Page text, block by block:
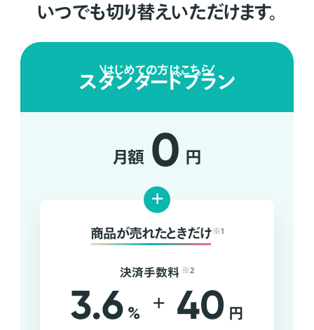
いつでも切り替えいただけます。
はじめての方はこちら
スタンダードプラン
月額 0 円
+
商品が売れたときだけ ※1
決済手数料 ※2
3.6 % + 40 円